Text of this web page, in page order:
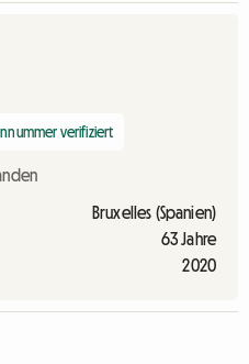
verifiziert
Bruxelles (Spanien)
63 Jahre
2020